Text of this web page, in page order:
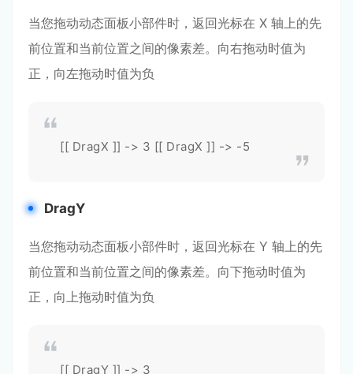
当您拖动动态面板小部件时，返回光标在 X 轴上的先
前位置和当前位置之间的像素差。向右拖动时值为
正，向左拖动时值为负
[[ DragX ]] -> 3 [[ DragX ]] -> -5
DragY
当您拖动动态面板小部件时，返回光标在 Y 轴上的先
前位置和当前位置之间的像素差。向下拖动时值为
正，向上拖动时值为负
[[ DragY ]] -> 3